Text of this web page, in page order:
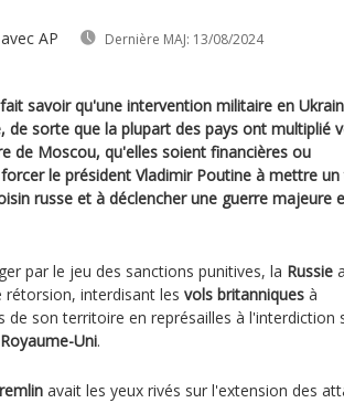
avec AP Dernière MAJ: 13/08/2024
savoir qu'une intervention militaire en
de sorte que la plupart des pays ont multiplié
de Moscou, qu'elles soient financières ou
le président Vladimir Poutine à mettre
russe et à déclencher une guerre majeure
par le jeu des sanctions punitives, la Russie
rétorsion, interdisant les vols britanniques à
de son territoire en représailles à l'interdiction
Royaume-Uni.
avait les yeux rivés sur l'extension des